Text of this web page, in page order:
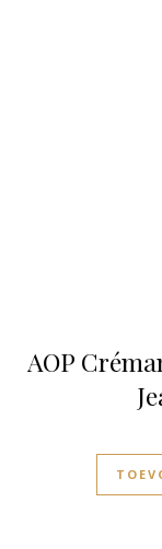
AOP